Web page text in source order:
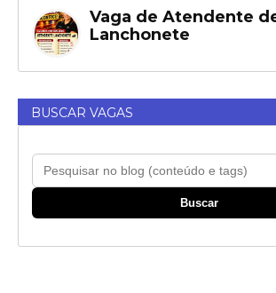
Vaga de Atendente
Lanchonete
BUSCAR VAGAS
Buscar